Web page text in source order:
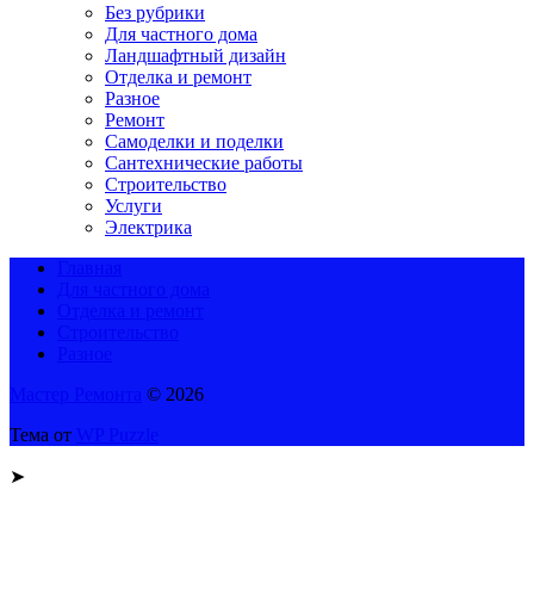
Без рубрики
Для частного дома
Ландшафтный дизайн
Отделка и ремонт
Разное
Ремонт
Самоделки и поделки
Сантехнические работы
Строительство
Услуги
Электрика
© 2026
Тема от
➤